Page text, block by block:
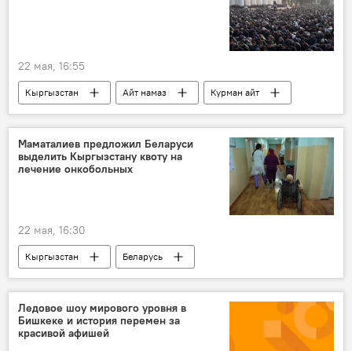
22 мая, 16:55
Кыргызстан Айт намаз
Курман айт
молитва
Бишкек
Маматалиев предложил Беларуси
выделить Кыргызстану квоту на
лечение онкобольных
22 мая, 16:30
Кыргызстан
Беларусь
онкозаболевания
лечение
квоты
Марлен Маматалиев
Ледовое шоу мирового уровня в
Бишкеке и история перемен за
красивой афишей